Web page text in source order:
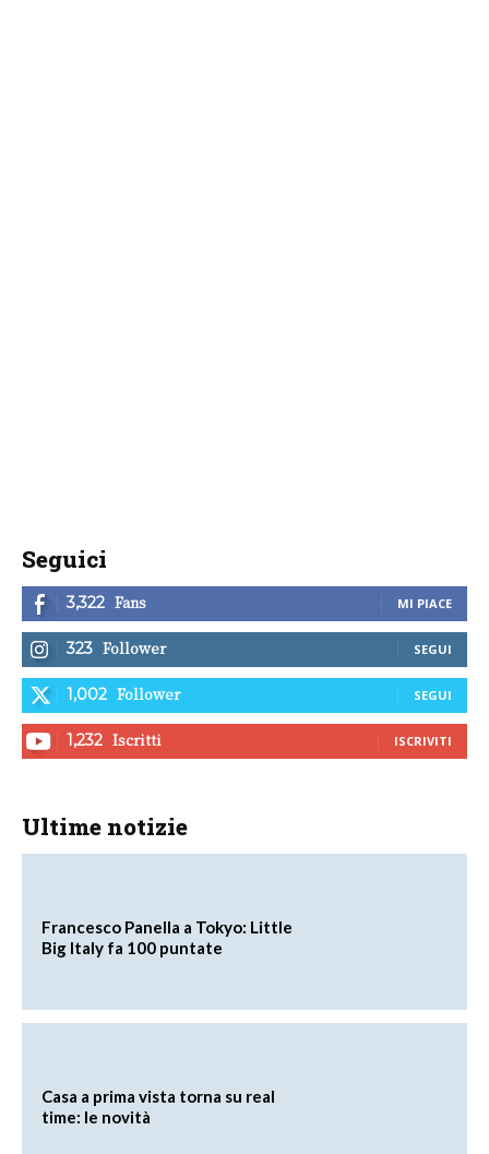
Seguici
3,322 Fans MI PIACE
323 Follower SEGUI
1,002 Follower SEGUI
1,232 Iscritti ISCRIVITI
Ultime notizie
Francesco Panella a Tokyo: Little
Big Italy fa 100 puntate
Casa a prima vista torna su real
time: le novità